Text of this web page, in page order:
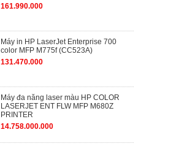
161.990.000
Máy in HP LaserJet Enterprise 700
color MFP M775f (CC523A)
131.470.000
Máy đa năng laser màu HP COLOR
LASERJET ENT FLW MFP M680Z
PRINTER
14.758.000.000